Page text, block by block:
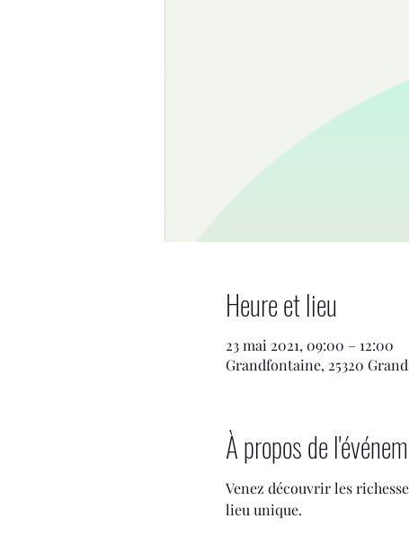
Heure et lieu
23 mai 2021, 09:00 – 12:00
Grandfontaine, 25320
À propos de
Venez découvrir les
lieu unique.